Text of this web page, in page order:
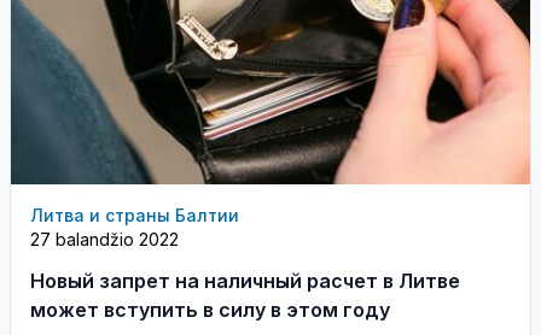
Литва и страны Балтии
27 balandžio 2022
Новый запрет на наличный расчет в Литве
может вступить в силу в этом году